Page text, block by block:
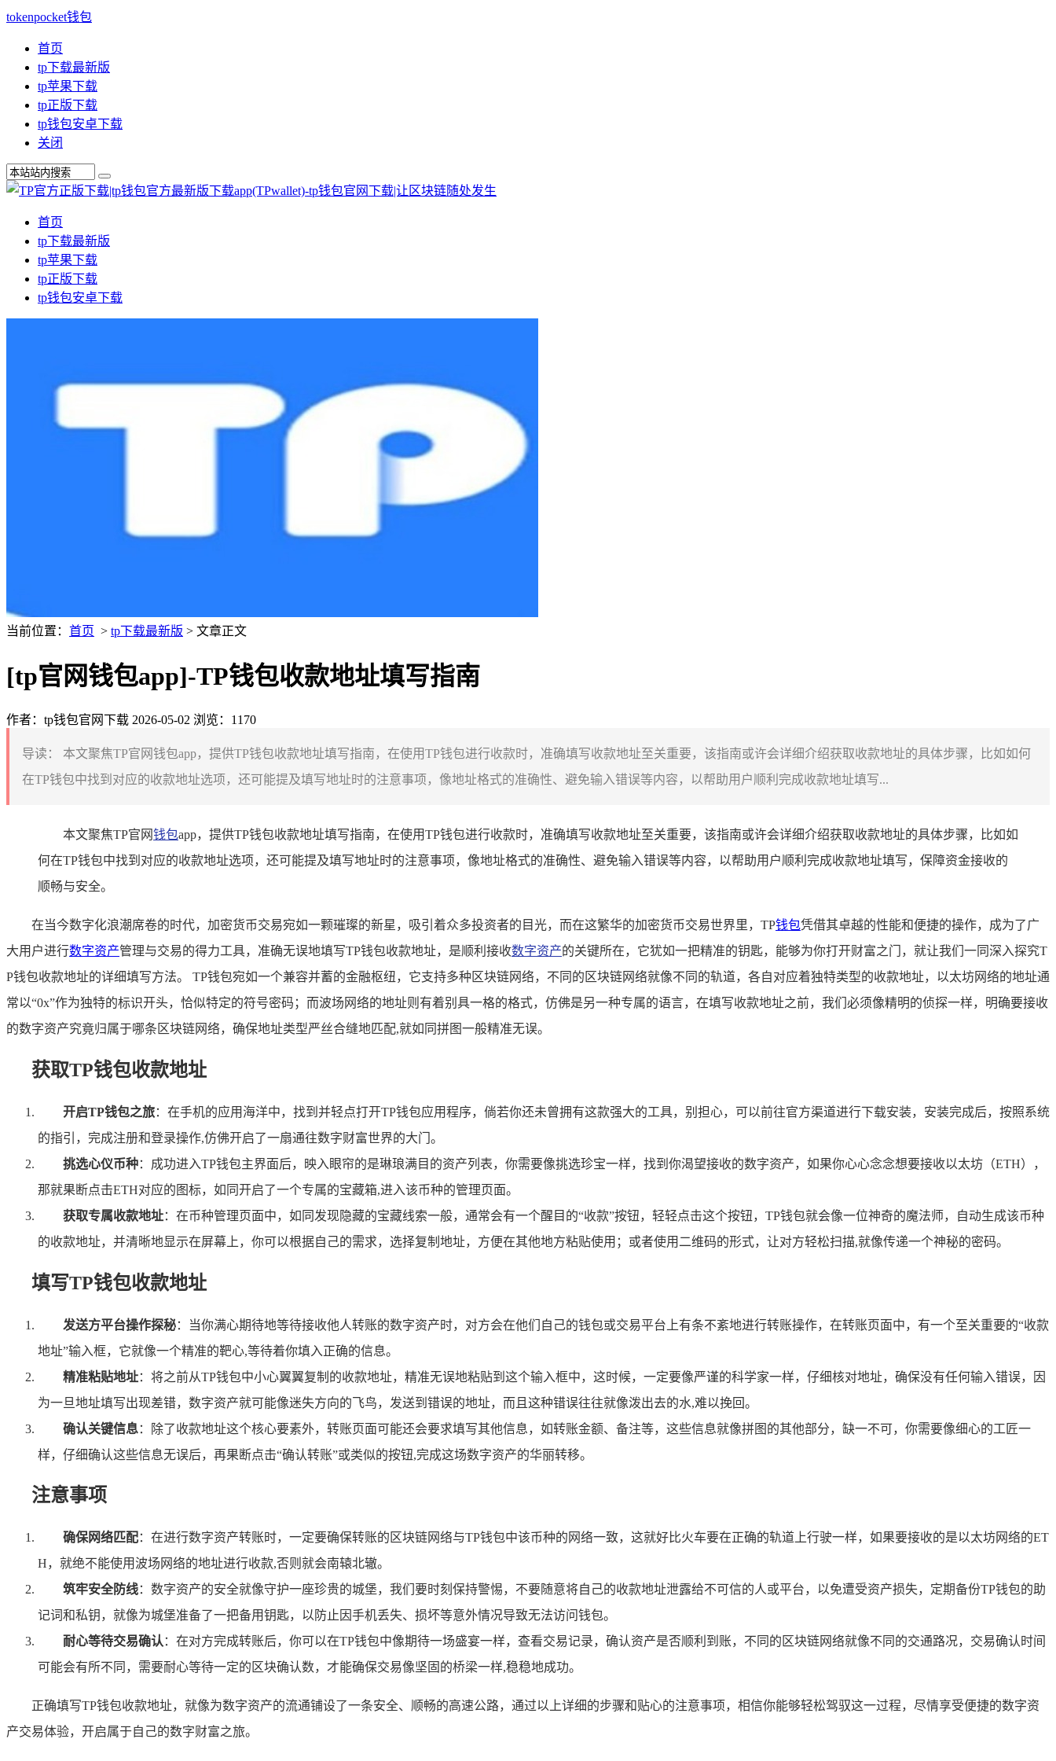
tokenpocket钱包
首页
tp下载最新版
tp苹果下载
tp正版下载
tp钱包安卓下载
关闭
首页
tp下载最新版
tp苹果下载
tp正版下载
tp钱包安卓下载
当前位置： 首页 > tp下载最新版 > 文章正文
[tp官网钱包app]-TP钱包收款地址填写指南
作者：tp钱包官网下载 2026-05-02 浏览：1170
导读：
本文聚焦TP官网钱包app，提供TP钱包收款地址填写指南，在使用TP钱包进行收款时，准确填写收款地址至关重要，该指南或许会详细介绍获取收款地址的具体步骤，比如如何
在TP钱包中找到对应的收款地址选项，还可能提及填写地址时的注意事项，像地址格式的准确性、避免输入错误等内容，以帮助用户顺利完成收款地址填写...
本文聚焦TP官网钱包app，提供TP钱包收款地址填写指南，在使用TP钱包进行收款时，准确填写收款地址至关重要，该指南或许会详细介绍获取收款地址的具体步骤，比如如
何在TP钱包中找到对应的收款地址选项，还可能提及填写地址时的注意事项，像地址格式的准确性、避免输入错误等内容，以帮助用户顺利完成收款地址填写，保障资金接收的
顺畅与安全。
在当今数字化浪潮席卷的时代，加密货币交易宛如一颗璀璨的新星，吸引着众多投资者的目光，而在这繁华的加密货币交易世界里，TP钱包凭借其卓越的性能和便捷的操作，成为了广
大用户进行数字资产管理与交易的得力工具，准确无误地填写TP钱包收款地址，是顺利接收数字资产的关键所在，它犹如一把精准的钥匙，能够为你打开财富之门，就让我们一同深入探究T
P钱包收款地址的详细填写方法。 TP钱包宛如一个兼容并蓄的金融枢纽，它支持多种区块链网络，不同的区块链网络就像不同的轨道，各自对应着独特类型的收款地址，以太坊网络的地址通
常以“0x”作为独特的标识开头，恰似特定的符号密码；而波场网络的地址则有着别具一格的格式，仿佛是另一种专属的语言，在填写收款地址之前，我们必须像精明的侦探一样，明确要接收
的数字资产究竟归属于哪条区块链网络，确保地址类型严丝合缝地匹配,就如同拼图一般精准无误。
获取TP钱包收款地址
开启TP钱包之旅：在手机的应用海洋中，找到并轻点打开TP钱包应用程序，倘若你还未曾拥有这款强大的工具，别担心，可以前往官方渠道进行下载安装，安装完成后，按照系统
的指引，完成注册和登录操作,仿佛开启了一扇通往数字财富世界的大门。
挑选心仪币种：成功进入TP钱包主界面后，映入眼帘的是琳琅满目的资产列表，你需要像挑选珍宝一样，找到你渴望接收的数字资产，如果你心心念念想要接收以太坊（ETH），
那就果断点击ETH对应的图标，如同开启了一个专属的宝藏箱,进入该币种的管理页面。
获取专属收款地址：在币种管理页面中，如同发现隐藏的宝藏线索一般，通常会有一个醒目的“收款”按钮，轻轻点击这个按钮，TP钱包就会像一位神奇的魔法师，自动生成该币种
的收款地址，并清晰地显示在屏幕上，你可以根据自己的需求，选择复制地址，方便在其他地方粘贴使用；或者使用二维码的形式，让对方轻松扫描,就像传递一个神秘的密码。
填写TP钱包收款地址
发送方平台操作探秘：当你满心期待地等待接收他人转账的数字资产时，对方会在他们自己的钱包或交易平台上有条不紊地进行转账操作，在转账页面中，有一个至关重要的“收款
地址”输入框，它就像一个精准的靶心,等待着你填入正确的信息。
精准粘贴地址：将之前从TP钱包中小心翼翼复制的收款地址，精准无误地粘贴到这个输入框中，这时候，一定要像严谨的科学家一样，仔细核对地址，确保没有任何输入错误，因
为一旦地址填写出现差错，数字资产就可能像迷失方向的飞鸟，发送到错误的地址，而且这种错误往往就像泼出去的水,难以挽回。
确认关键信息：除了收款地址这个核心要素外，转账页面可能还会要求填写其他信息，如转账金额、备注等，这些信息就像拼图的其他部分，缺一不可，你需要像细心的工匠一
样，仔细确认这些信息无误后，再果断点击“确认转账”或类似的按钮,完成这场数字资产的华丽转移。
注意事项
确保网络匹配：在进行数字资产转账时，一定要确保转账的区块链网络与TP钱包中该币种的网络一致，这就好比火车要在正确的轨道上行驶一样，如果要接收的是以太坊网络的ET
H，就绝不能使用波场网络的地址进行收款,否则就会南辕北辙。
筑牢安全防线：数字资产的安全就像守护一座珍贵的城堡，我们要时刻保持警惕，不要随意将自己的收款地址泄露给不可信的人或平台，以免遭受资产损失，定期备份TP钱包的助
记词和私钥，就像为城堡准备了一把备用钥匙，以防止因手机丢失、损坏等意外情况导致无法访问钱包。
耐心等待交易确认 ：在对方完成转账后，你可以在TP钱包中像期待一场盛宴一样，查看交易记录，确认资产是否顺利到账，不同的区块链网络就像不同的交通路况，交易确认时间
可能会有所不同，需要耐心等待一定的区块确认数，才能确保交易像坚固的桥梁一样,稳稳地成功。
正确填写TP钱包收款地址，就像为数字资产的流通铺设了一条安全、顺畅的高速公路，通过以上详细的步骤和贴心的注意事项，相信你能够轻松驾驭这一过程，尽情享受便捷的数字资
产交易体验，开启属于自己的数字财富之旅。